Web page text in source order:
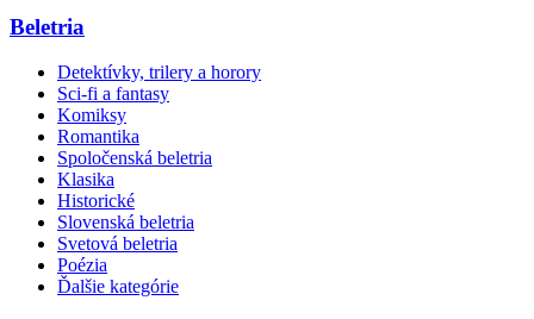
Beletria
Detektívky, trilery a horory
Sci-fi a fantasy
Komiksy
Romantika
Spoločenská beletria
Klasika
Historické
Slovenská beletria
Svetová beletria
Poézia
Ďalšie kategórie